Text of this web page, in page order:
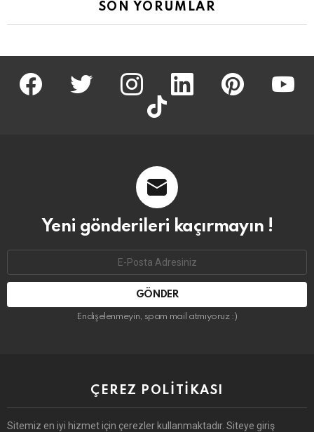
SON YORUMLAR
facebook twitter İnstagram linkedin pinterest
tiktok
Yeni gönderileri kaçırmayın !
Endişelenmeyin, spam mail atmıyoruz :)
ÇEREZ POLITIKASI
Sitemiz en iyi hizmet için çerezler kullanmaktadır. Siteye giriş